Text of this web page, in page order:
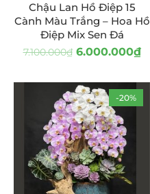
Chậu Lan Hồ Điệp 15
Cành Màu Trắng – Hoa Hồ
Điệp Mix Sen Đá
7.100.000₫ 6.000.000₫
-20%